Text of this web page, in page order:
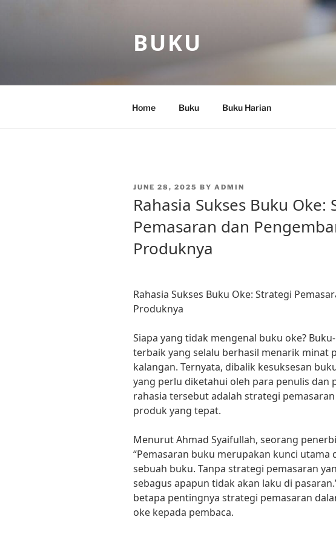
BUKU
Home Buku Buku Harian
POSTED
JUNE 28, 2025 BY ADMIN
Rahasia Sukses Buku Oke:
Pemasaran dan
Produknya
Rahasia Sukses Buku Oke: Strategi
Produknya
Siapa yang tidak mengenal buku oke?
terbaik yang selalu berhasil menarik minat
kalangan. Ternyata, dibalik kesuksesan
yang perlu diketahui oleh para penulis dan
rahasia tersebut adalah strategi
produk yang tepat.
Menurut Ahmad Syaifullah, seorang
“Pemasaran buku merupakan kunci utama
sebuah buku. Tanpa strategi pemasaran
sebagus apapun tidak akan laku di
betapa pentingnya strategi pemasaran
oke kepada pembaca.